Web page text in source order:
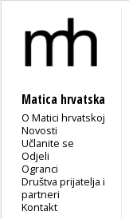
Matica hrvatska
O Matici hrvatskoj
Novosti
Učlanite se
Odjeli
Ogranci
Društva prijatelja i
partneri
Kontakt